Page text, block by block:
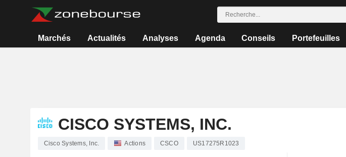
Marchés Actualités Analyses Agenda Conseils Portefeuilles
CISCO SYSTEMS, INC.
Cisco Systems, Inc. Actions CSCO US17275R1023